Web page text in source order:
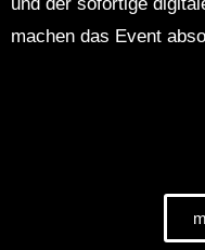
und der sofortige
machen das Event